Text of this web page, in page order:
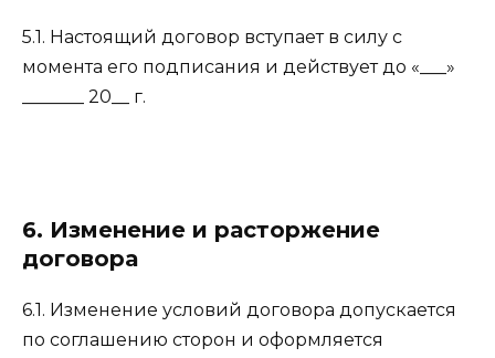
5.1. Настоящий договор вступает в силу с
момента его подписания и действует до «___»
_______ 20__ г.
6. Изменение и расторжение
договора
6.1. Изменение условий договора допускается
по соглашению сторон и оформляется